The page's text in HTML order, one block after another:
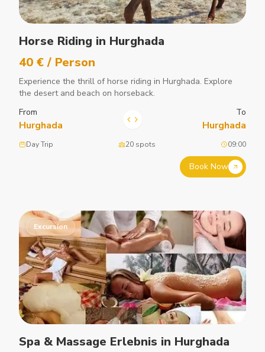
Horse Riding in Hurghada
40 € / Person
Experience the thrill of horse riding in Hurghada. Explore
the desert and beach on horseback.
From
Hurghada
To
Hurghada
Day Trip 20 spots 09:00
Book Now
Excursion
Spa & Massage Erlebnis in Hurghada